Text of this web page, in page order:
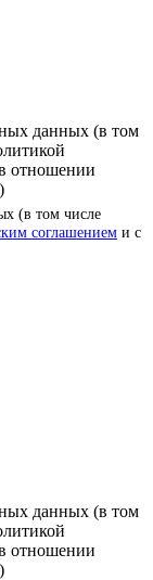
данных (в том
отношении
(в том числе
соглашением и с
данных (в том
отношении